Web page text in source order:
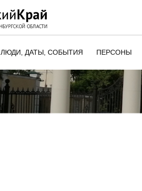
ЛЮДИ, ДАТЫ, CОБЫТИЯ
ЭТОТ ДЕНЬ В ИСТОРИИ
ОРЕНБУРГСКОГО КРАЯ
ПАМЯТНЫЕ ДАТЫ ОРЕНБУРГСКОЙ
ОБЛАСТИ
ПЕРСОНЫ